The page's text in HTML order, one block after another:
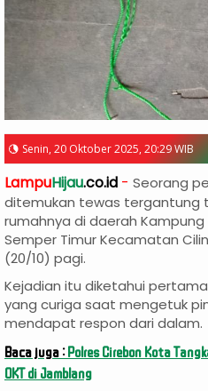
Senin, 20 Oktober 2025, 20:29 WIB
LampuHijau.co.id - Seorang
ditemukan tewas tergantung
rumahnya di daerah Kampung
Semper Timur Kecamatan
(20/10) pagi.
Kejadian itu diketahui
yang curiga saat mengetuk
mendapat respon dari dalam.
Baca juga :Polres Cirebon Kota
OKT di Jamblang